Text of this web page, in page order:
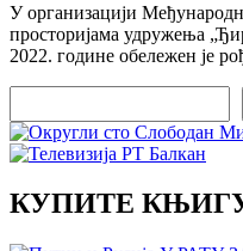
У организацији
просторијама удружења
2022. године обележен је
КУПИТЕ